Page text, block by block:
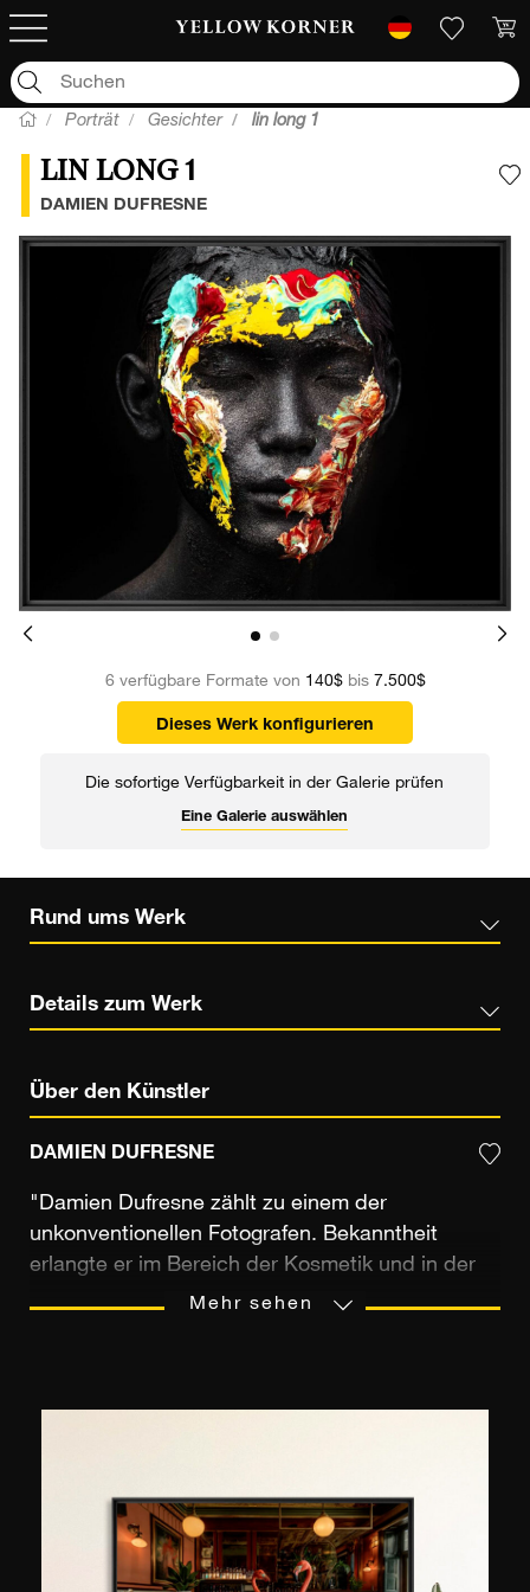
Porträt Gesichter lin long 1
LIN LONG 1
DAMIEN DUFRESNE
6 verfügbare Formate von 140$bis 7.500$
Dieses Werk konfigurieren
Die sofortige Verfügbarkeit in der Galerie prüfen
Eine Galerie auswählen
Rund ums Werk
Details zum Werk
Über den Künstler
DAMIEN DUFRESNE
"Damien Dufresne zählt zu einem der
unkonventionellen Fotografen. Bekanntheit
erlangte er im Bereich der Kosmetik und in der
Werbung. In der Kunst hat er die Möglichkeit die
und zu mir sprechen.“ „Zeichnen, Malen und
Fotografieren sind für mich Ausdrucksmittel um
Geschichten ohne Worte, Form, Sprache oder
Mehr sehen